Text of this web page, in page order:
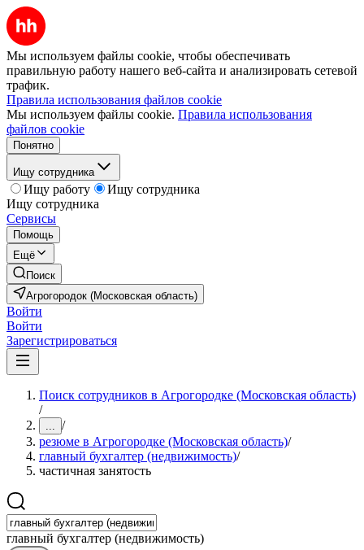
Мы используем файлы cookie, чтобы обеспечивать
правильную работу нашего веб-сайта и анализировать сетевой
трафик.
Правила использования файлов cookie
Мы используем файлы cookie. Правила использования
файлов cookie
Понятно
Ищу сотрудника
Ищу работу
Ищу сотрудника
Ищу сотрудника
Сервисы
Помощь
Ещё
Поиск
Агрогородок (Московская область)
Войти
Войти
Зарегистрироваться
Поиск сотрудников в Агрогородке (Московская область)
/
... /
резюме в Агрогородке (Московская область)/
главный бухгалтер (недвижимость)/
частичная занятость
главный бухгалтер (недвижимость)